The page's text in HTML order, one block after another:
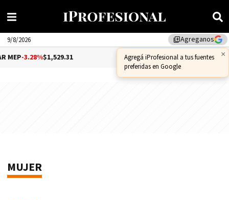
library_addAgreganos
×
Agregá iProfesional a tus fuentes
preferidas en Google
9/8/2026
-3.28%$1,529.31 DÓLAR CCL-1.25%$1,556.14
MUJER